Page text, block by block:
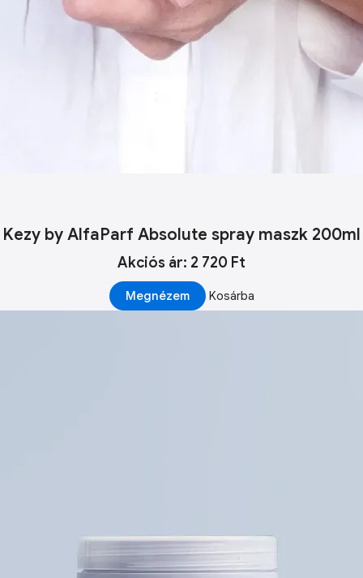
Kezy by AlfaParf Absolute spray maszk 200ml
Akciós ár: 2 720 Ft
Megnézem Kosárba